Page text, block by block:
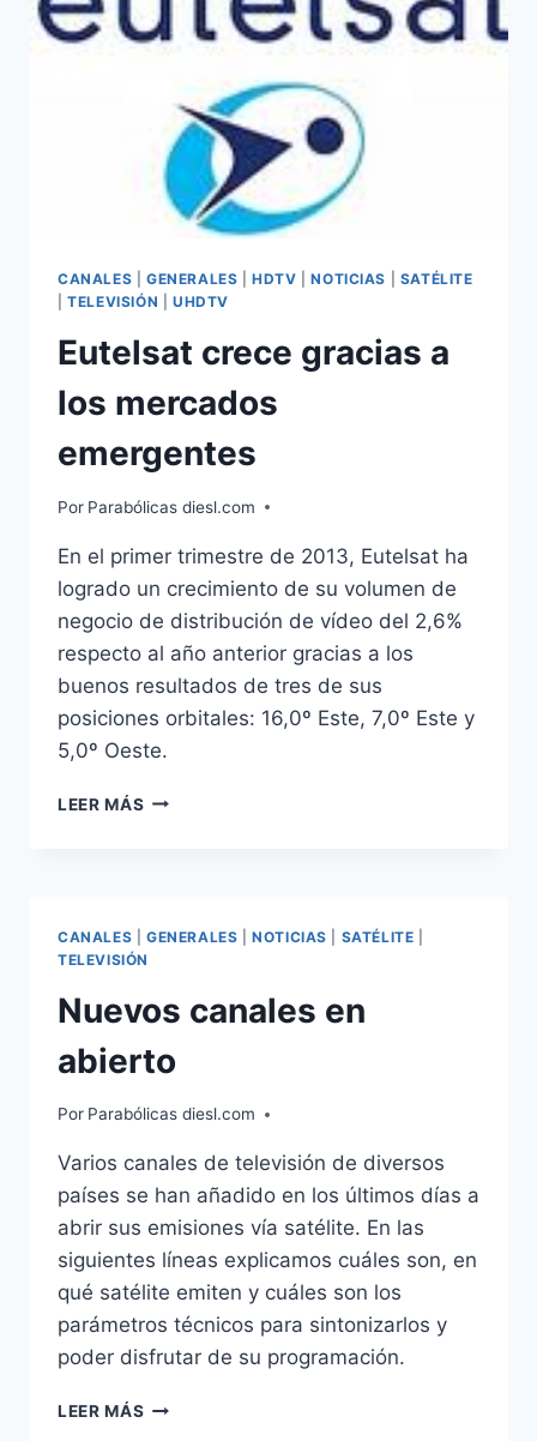
CANALES GENERALES |HDTV |NOTICIAS
SATÉLITE
|TELEVISIÓN UHDTV
Eutelsat crece gracias a
los mercados
emergentes
Por Parabólicas diesl.com
En el primer trimestre de 2013, Eutelsat ha
logrado un crecimiento de su volumen de
negocio de distribución de vídeo del 2,6%
respecto al año anterior gracias a los
buenos resultados de tres de sus
posiciones orbitales: 16,0º Este, 7,0º Este y
5,0º Oeste.
LEER MÁS EUTELSAT
MERCADOS
EMERGENTES
CANALES GENERALES |NOTICIAS SATÉLITE
TELEVISIÓN
Nuevos canales en
abierto
Por Parabólicas diesl.com
Varios canales de televisión de diversos
países se han añadido en los últimos días a
abrir sus emisiones vía satélite. En las
siguientes líneas explicamos cuáles son, en
qué satélite emiten y cuáles son los
parámetros técnicos para sintonizarlos y
poder disfrutar de su programación.
LEER MÁS NUEVOS